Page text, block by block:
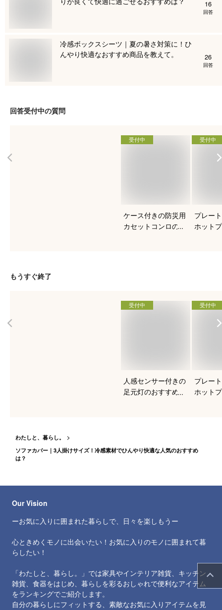
16
回答
冷感ボックスシーツ｜夏の暑さ対策に！ひ
んやり快適なおすすめ商品を教えて。
26
回答
回答受付中の質問
受付中
ケース付きの防災用
カセットコンロのお
受付中
プレー
ホット
もうすぐ終了
受付中
人感センサー付きの
足元灯のおすすめを
受付中
プレー
ホット
わたしと、暮らし。
ソファカバー｜3人掛けサイズ！冷感素材でひんやり快適な人気のおすすめ
は？
Our Vision
ーお気に入りに囲まれた暮らしで、日々を楽しもうー
心ときめくモノに出会いたい！お気に入りのモノに囲まれて暮
らしたい！
「わたしと、暮らし。」では家具やインテリア雑貨、キッチン
雑貨、食器をはじめ、暮らしを彩るおしゃれで便利なアイテム
をランキングでご紹介します。
自分の暮らしにフィットする、素敵なお気に入りアイテムを見